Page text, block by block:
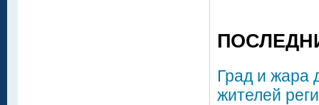
Град и жара
жителей